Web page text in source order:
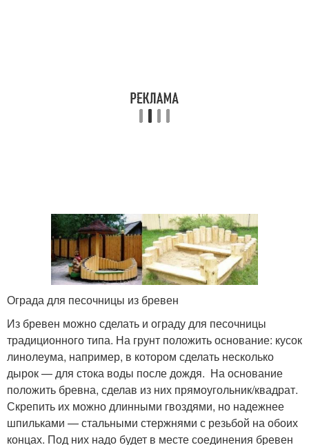
Ограда для песочницы из бревен
Из бревен можно сделать и ограду для песочницы
традиционного типа. На грунт положить основание: кусок
линолеума, например, в котором сделать несколько
дырок — для стока воды после дождя. На основание
положить бревна, сделав из них прямоугольник/квадрат.
Скрепить их можно длинными гвоздями, но надежнее
шпильками — стальными стержнями с резьбой на обоих
концах. Под них надо будет в месте соединения бревен